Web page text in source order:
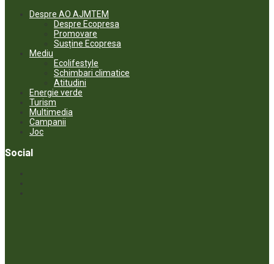
Despre AO AJMTEM
Despre Ecopresa
Promovare
Susține Ecopresa
Mediu
Ecolifestyle
Schimbari climatice
Atitudini
Energie verde
Turism
Multimedia
Campanii
Joc
Social